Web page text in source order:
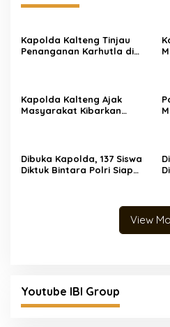
Kapolda Kalteng Tinjau
Penanganan Karhutla di
Kapolda Kalteng Ajak
Masyarakat Kibarkan
Dibuka Kapolda, 137 Siswa
Diktuk Bintara Polri Siap
View
Youtube IBI Group